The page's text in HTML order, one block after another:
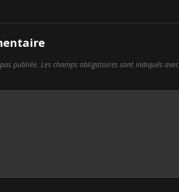
publiée. Les champs obligatoires sont indiqués avec